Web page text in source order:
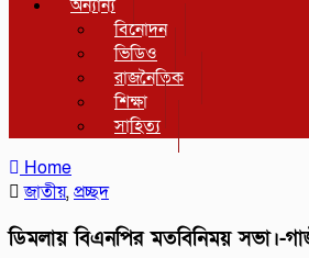
অন্যান্য
বিনোদন
ভিডিও
রাজনৈতিক
শিক্ষা
সাহিত্য
Home
জাতীয়,প্রচ্ছদ
ডিমলায় বিএনপির মতবিনিময় সভা।-